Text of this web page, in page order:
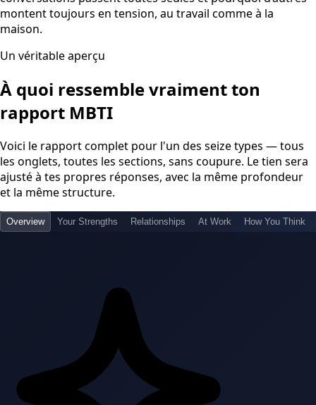
montent toujours en tension, au travail comme à la
maison.
Un véritable aperçu
À quoi ressemble vraiment ton
rapport MBTI
Voici le rapport complet pour l'un des seize types — tous
les onglets, toutes les sections, sans coupure. Le tien sera
ajusté à tes propres réponses, avec la même profondeur
et la même structure.
Overview Your Strengths Relationships At Work How You Think